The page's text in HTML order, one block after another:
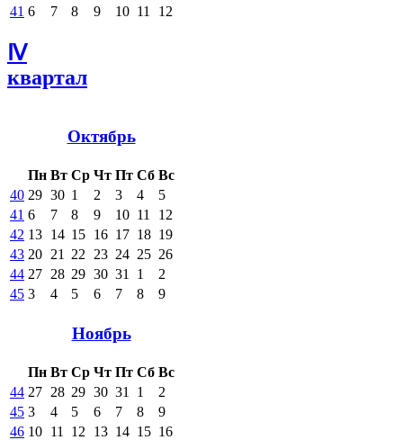
41 6 7 8 9 10 11 12
Ⅳ
квартал
Октябрь
Пн Вт Ср Чт Пт Сб Вс
40 29 30 1 2 3 4
5
41 6 7 8 9 10 11
12
42 13 14 15 16 17 18 19
43 20 21 22 23 24 25 26
44 27 28 29 30 31 1
2
45 3 4 5 6 7 8 9
Ноябрь
Пн Вт Ср Чт Пт Сб Вс
44 27 28 29 30 31 1
2
45 3 4 5 6 7 8
9
46 10 11 12 13 14 15 16